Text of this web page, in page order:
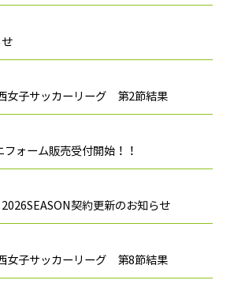
女子サッカーリーグ 第2節結果
ォーム販売受付開始！！
契約更新のお知らせ
女子サッカーリーグ 第8節結果